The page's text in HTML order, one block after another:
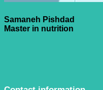
Samaneh Pishdad
Master in nutrition